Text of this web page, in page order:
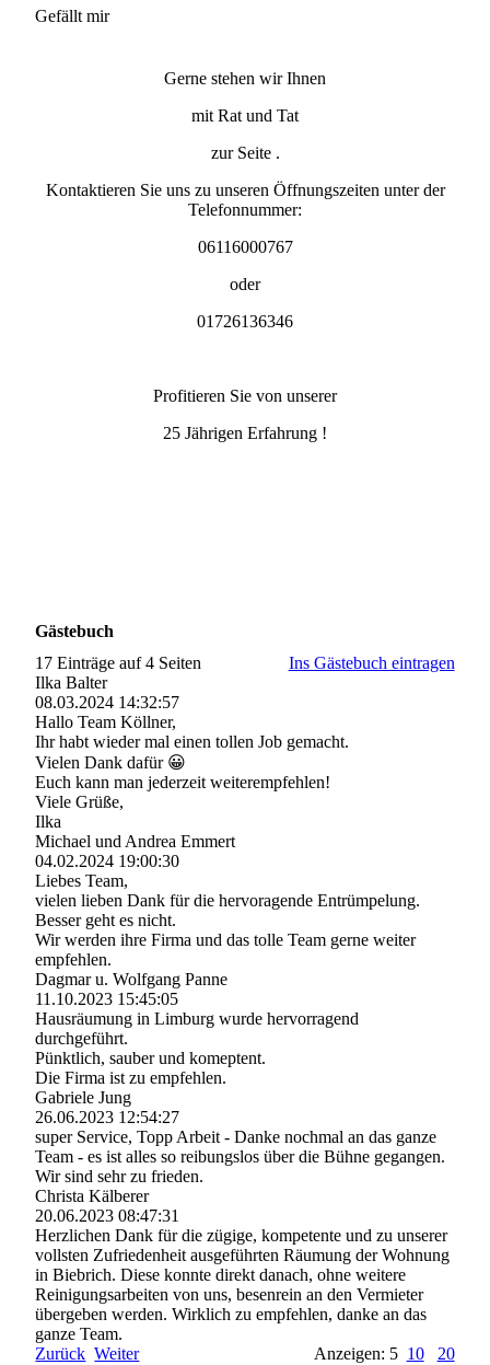
Gefällt mir
Gerne stehen wir Ihnen
mit Rat und Tat
zur Seite .
Kontaktieren Sie uns zu unseren Öffnungszeiten unter der
Telefonnummer:
06116000767
oder
01726136346
Profitieren Sie von unserer
25 Jährigen Erfahrung !
Gästebuch
17 Einträge auf 4 Seiten
Ins Gästebuch eintragen
Ilka Balter
08.03.2024 14:32:57
Hallo Team Köllner,
Ihr habt wieder mal einen tollen Job gemacht.
Vielen Dank dafür 😀
Euch kann man jederzeit weiterempfehlen!
Viele Grüße,
Ilka
Michael und Andrea Emmert
04.02.2024 19:00:30
Liebes Team,
vielen lieben Dank für die hervoragende Entrümpelung.
Besser geht es nicht.
Wir werden ihre Firma und das tolle Team gerne weiter
empfehlen.
Dagmar u. Wolfgang Panne
11.10.2023 15:45:05
Hausräumung in Limburg wurde hervorragend
durchgeführt.
Pünktlich, sauber und komeptent.
Die Firma ist zu empfehlen.
Gabriele Jung
26.06.2023 12:54:27
super Service, Topp Arbeit - Danke nochmal an das ganze
Team - es ist alles so reibungslos über die Bühne gegangen.
Wir sind sehr zu frieden.
Christa Kälberer
20.06.2023 08:47:31
Herzlichen Dank für die zügige, kompetente und zu unserer
vollsten Zufriedenheit ausgeführten Räumung der Wohnung
in Biebrich. Diese konnte direkt danach, ohne weitere
Reinigungsarbeiten von uns, besenrein an den Vermieter
übergeben werden. Wirklich zu empfehlen, danke an das
ganze Team.
Zurück Weiter Anzeigen: 5 10 20